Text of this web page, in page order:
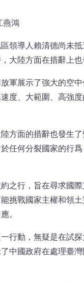
燕鴻
領導人賴清德尚未
大陸方面在措辭上
軍展示了強大的空
度、大範圍、高強
方面的措辭也發生
任何分裂國家的行
之行，旨在尋求國
挑戰國家主權和領
。
行動，無疑是在試
中國政府在處理臺